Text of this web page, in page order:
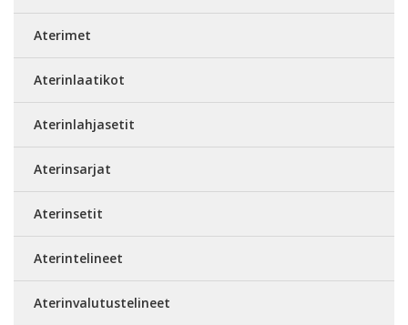
Aterimet
Aterinlaatikot
Aterinlahjasetit
Aterinsarjat
Aterinsetit
Aterintelineet
Aterinvalutustelineet